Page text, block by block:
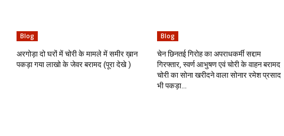
Blog
अरगोड़ा दो घरों में चोरी के मामले में समीर ख़ान
पकड़ा गया लाखो के जेवर बरामद (पूरा देखे )
Blog
चेन छिनतई गिरोह का अपराधकर्मी सद्दाम
गिरफ्तार, स्वर्ण आभुषण एवं चोरी के वाहन बरामद
चोरी का सोना खरीदने वाला सोनार रमेश प्रसाद
भी पकड़ा...